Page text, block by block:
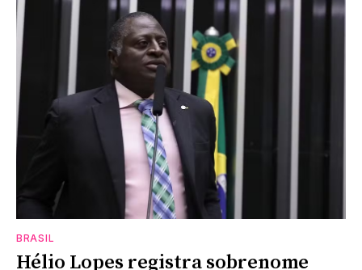
BRASIL
Hélio Lopes registra sobrenome